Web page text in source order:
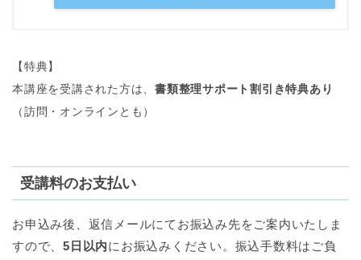
【特典】
本講座を受講された方は、書類整理サポート割引き特典あり
（訪問・オンラインとも）
受講料のお支払い
お申込み後、返信メールにてお振込み先をご案内いたしま
すので、5日以内にお振込みください。振込手数料はご負